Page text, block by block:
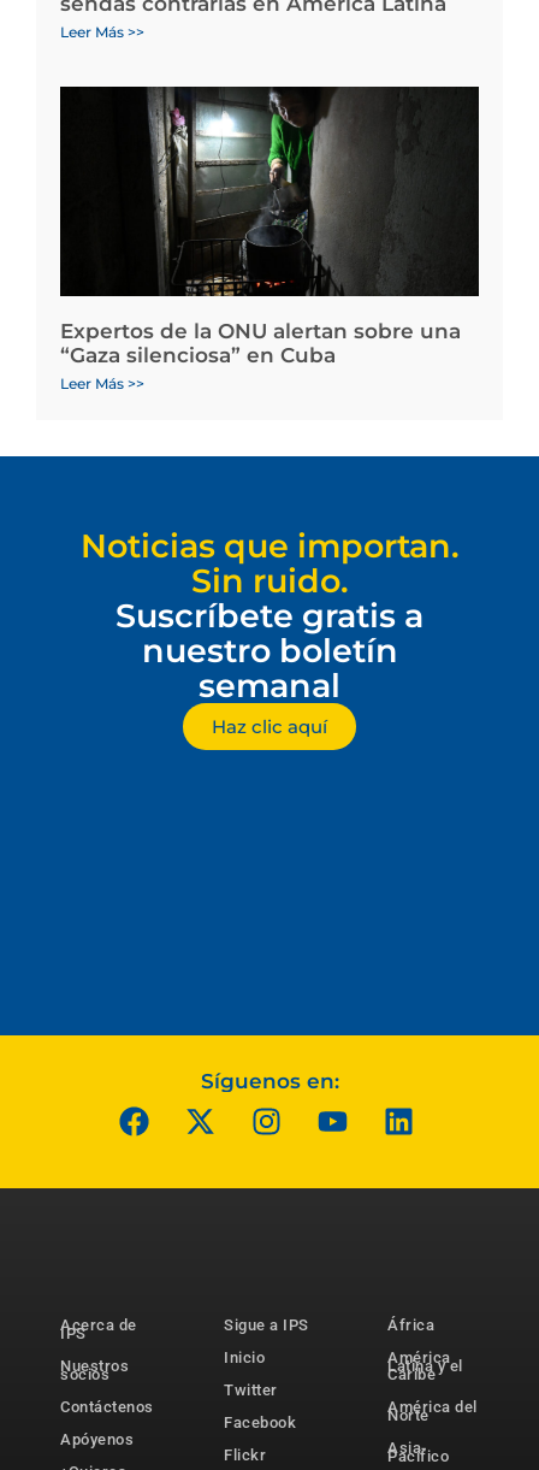
Leer Más >>
Expertos de la ONU alertan sobre una
“Gaza silenciosa” en Cuba
Leer Más >>
Noticias que importan.
Sin ruido.
Suscríbete gratis a
nuestro boletín
semanal
Haz clic aquí
Síguenos en:
Acerca de
IPS
Nuestros
socios
Contáctenos
Apóyenos
Sigue a IPS
Inicio
Twitter
Facebook
Flickr
África
América
Latina y el
Caribe
América del
Norte
Asia-
Pacífico